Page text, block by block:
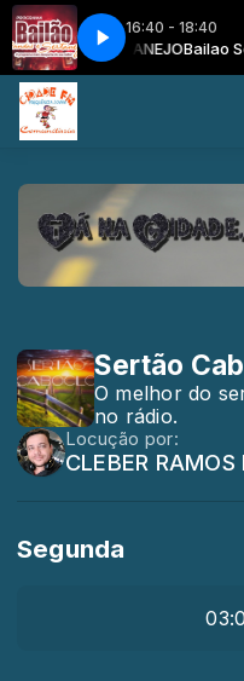
16:40 - 18:40
BAILÃO SERTANEJOBailao
Sertão
O melhor do
no rádio.
Locução por:
CLEBER
Segunda